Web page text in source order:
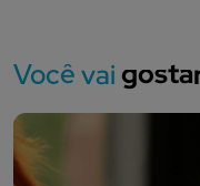
Você vai